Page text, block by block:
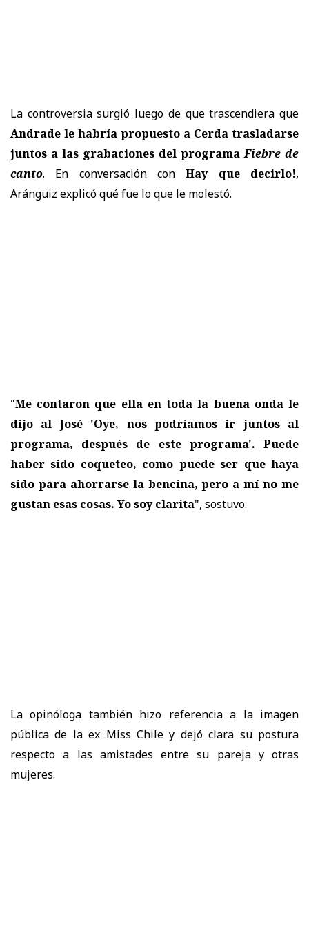
La controversia surgió luego de que trascendiera que
Andrade le habría propuesto a Cerda trasladarse
juntos a las grabaciones del programaFiebre de
canto. En conversación conHay que decirlo!,
Aránguiz explicó qué fue lo que le molestó.
"Me contaron que ella en toda la buena onda le
dijo al José 'Oye, nos podríamos ir juntos al
programa, después de este programa'. Puede
haber sido coqueteo, como puede ser que haya
sido para ahorrarse la bencina, pero a mí no me
gustan esas cosas. Yo soy clarita", sostuvo.
La opinóloga también hizo referencia a la imagen
pública de la ex Miss Chile y dejó clara su postura
respecto a las amistades entre su pareja y otras
mujeres.